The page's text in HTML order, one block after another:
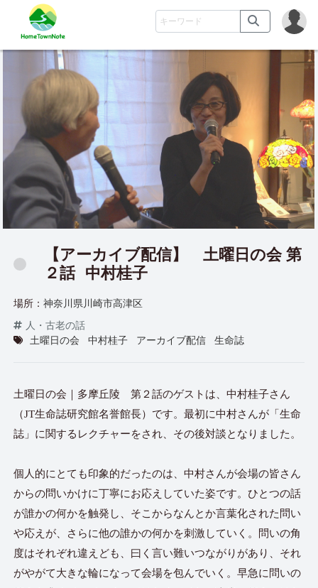
【アーカイブ配信】 土曜日の会 第
２話 中村桂子
場所：神奈川県川崎市高津区
人・古老の話
土曜日の会
中村桂子 アーカイブ配信 生命誌
土曜日の会｜多摩丘陵 第２話のゲストは、中村桂子さん
（JT生命誌研究館名誉館長）です。最初に中村さんが「生命
誌」に関するレクチャーをされ、その後対談となりました。
個人的にとても印象的だったのは、中村さんが会場の皆さん
からの問いかけに丁寧にお応えしていた姿です。ひとつの話
が誰かの何かを触発し、そこからなんとか言葉化された問い
や応えが、さらに他の誰かの何かを刺激していく。問いの角
度はそれぞれ違えども、曰く言い難いつながりがあり、それ
がやがて大きな輪になって会場を包んでいく。早急に問いの